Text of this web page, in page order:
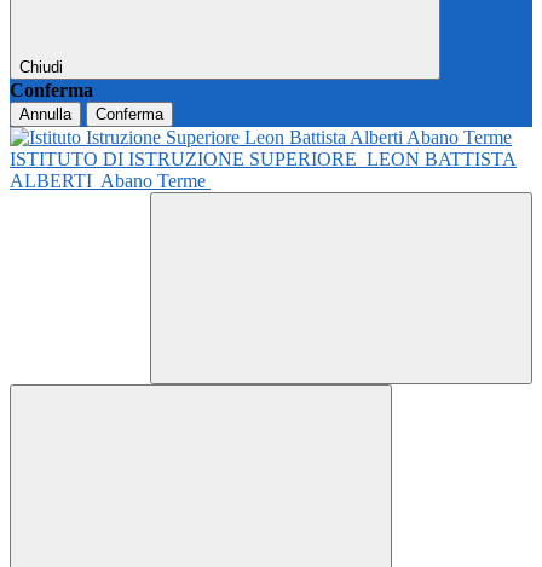
Chiudi
Conferma
Annulla Conferma
ISTITUTO DI ISTRUZIONE SUPERIORE LEON BATTISTA
ALBERTI Abano Terme